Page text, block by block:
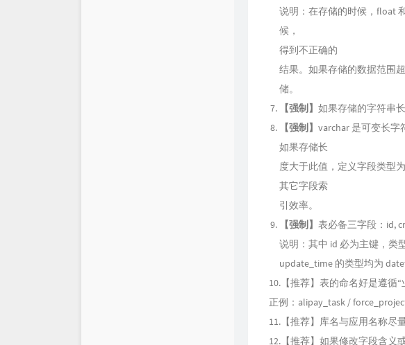
说明：在存储的时候，float
候，
得到不正确的
结果。如果存储的数据范围
储。
【强制】 如果存储的字符串
【强制】 varchar 是可变长字
如果存储长
度大于此值，定义字段类型
其它字段索
引效率。
【强制】 表必备三字段：id,
说明：其中 id 必为主键，类
update_time 的类型均为
10.【推荐】表的命名好是遵循“
正例：alipay_task /
11.【推荐】库名与应用名称尽量
12.【推荐】如果修改字段含义